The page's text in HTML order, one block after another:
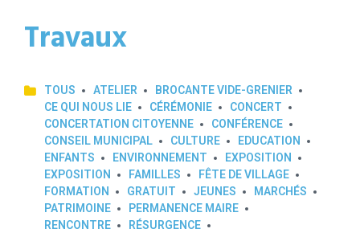
Travaux
TOUS ATELIER
BROCANTE VIDE-GRENIER
CE QUI NOUS LIE
CÉRÉMONIE
CONCERT
CONCERTATION CITOYENNE
CONFÉRENCE
CONSEIL MUNICIPAL
CULTURE
EDUCATION
ENFANTS
ENVIRONNEMENT
EXPOSITION
EXPOSITION
FAMILLES
FÊTE DE VILLAGE
FORMATION
GRATUIT JEUNES
MARCHÉS
PATRIMOINE
PERMANENCE MAIRE
RENCONTRE
RÉSURGENCE